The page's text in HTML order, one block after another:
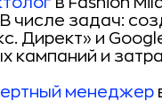
числе задач:
Директ» и
кампаний и
менеджер